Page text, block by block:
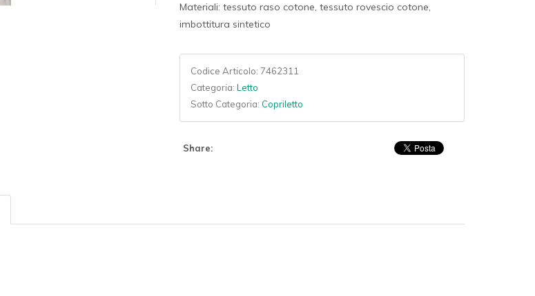
Materiali: tessuto raso cotone, tessuto rovescio cotone,
imbottitura sintetico
Codice Articolo: 7462311
Categoria:Letto
Sotto Categoria: Copriletto
Share: